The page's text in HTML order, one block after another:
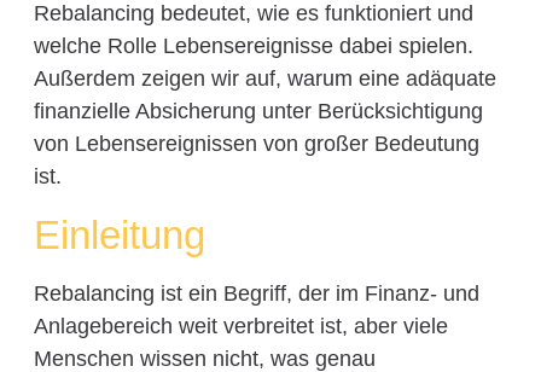
Rebalancing bedeutet, wie es funktioniert und
welche Rolle Lebensereignisse dabei spielen.
Außerdem zeigen wir auf, warum eine adäquate
finanzielle Absicherung unter Berücksichtigung
von Lebensereignissen von großer Bedeutung
ist.
Einleitung
Rebalancing ist ein Begriff, der im Finanz- und
Anlagebereich weit verbreitet ist, aber viele
Menschen wissen nicht, was genau